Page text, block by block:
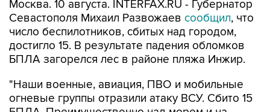
число беспилотников, сбитых над городом,
достигло 15. В результате падения обломков
БПЛА загорелся лес в районе пляжа Инжир.
"Наши военные, авиация, ПВО и мобильные
БПЛА. Преимущественно над морем и на
отдалении от берега. (...) Из-за упавших